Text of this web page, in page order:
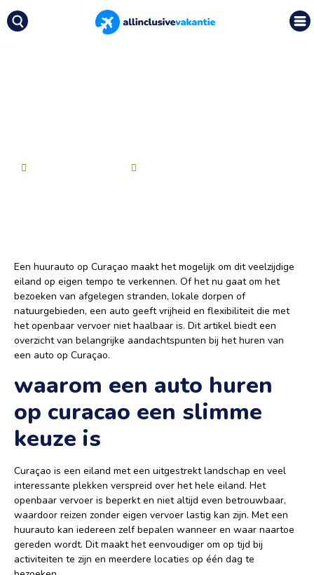
Een huurauto op Curaçao maakt het mogelijk om dit veelzijdige
eiland op eigen tempo te verkennen. Of het nu gaat om het
bezoeken van afgelegen stranden, lokale dorpen of
natuurgebieden, een auto geeft vrijheid en flexibiliteit die met
het openbaar vervoer niet haalbaar is. Dit artikel biedt een
overzicht van belangrijke aandachtspunten bij het huren van
een auto op Curaçao.
waarom een auto huren
op curacao een slimme
keuze is
Curaçao is een eiland met een uitgestrekt landschap en veel
interessante plekken verspreid over het hele eiland. Het
openbaar vervoer is beperkt en niet altijd even betrouwbaar,
waardoor reizen zonder eigen vervoer lastig kan zijn. Met een
huurauto kan iedereen zelf bepalen wanneer en waar naartoe
gereden wordt. Dit maakt het eenvoudiger om op tijd bij
activiteiten te zijn en meerdere locaties op één dag te